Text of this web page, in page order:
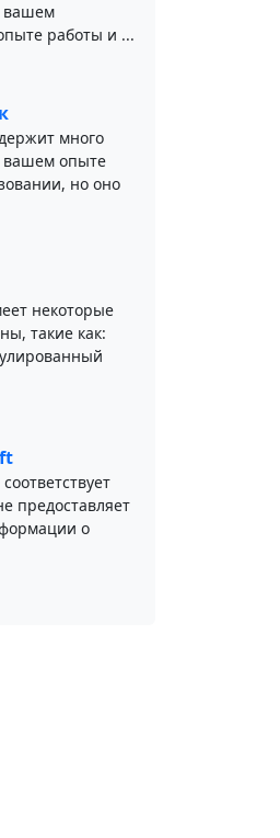
вашем
работы и ...
много
опыте
но оно
некоторые
такие как:
предоставляет
о